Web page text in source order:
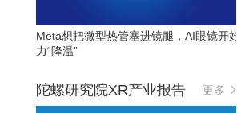
Meta想把微型热管塞进镜腿，AI眼镜开
力“降温”
陀螺研究院XR产业报告 更多